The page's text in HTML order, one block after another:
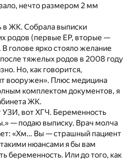
нечто размером 2 мм
в ЖК. Собрала выписки
родов (первые ЕР, вторые —
голове ярко стояло желание
тяжелых родов в 2008 году
Но, как говорится,
вооружен». Плюс медицина
комплектом документов, я
ЖК.
УЗИ, вот ХГЧ. Беременность
— подаю выписку. Врач молча
«Хм… Вы — страшный пациент
нюансами я бы вам
беременность. Или до того, как